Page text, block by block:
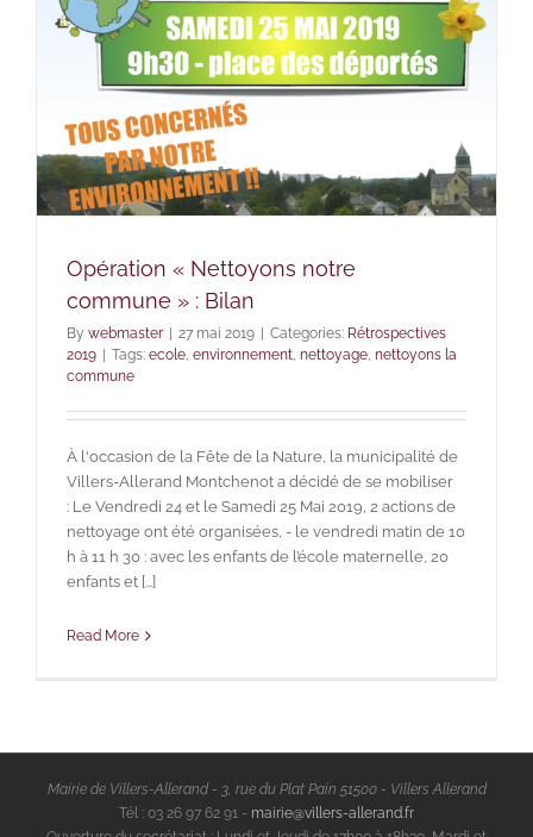
Opération « Nettoyons notre
commune » : Bilan
By webmaster 27 mai 2019 Categories: Rétrospectives
2019
Tags: ecole, environnement, nettoyage, nettoyons la
commune
À l'occasion de la Fête de la Nature, la municipalité de
Villers-Allerand Montchenot a décidé de se mobiliser
: Le Vendredi 24 et le Samedi 25 Mai 2019, 2 actions de
nettoyage ont été organisées, - le vendredi matin de 10
h à 11 h 30 : avec les enfants de l’école maternelle, 20
enfants et [...]
Read More
Mairie de Villers-Allerand - 3, rue du Plat Pain 51500 - Villers Allerand
Tél : 03 26 97 62 91 - mairie@villers-allerand.fr